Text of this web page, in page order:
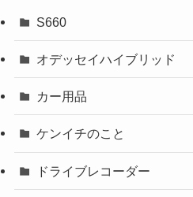
S660
オデッセイハイブリッド
カー用品
ケンイチのこと
ドライブレコーダー